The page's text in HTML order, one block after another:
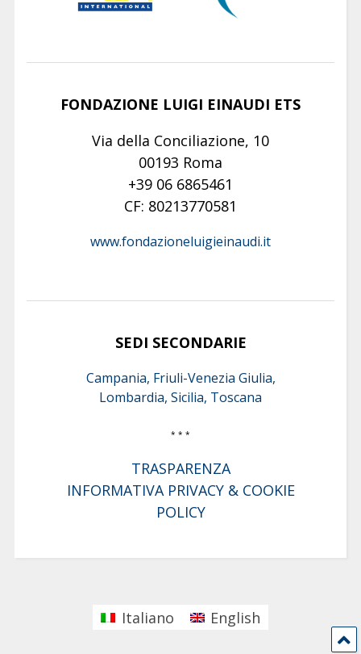
FONDAZIONE LUIGI EINAUDI ETS
Via della Conciliazione, 10
00193 Roma
+39 06 6865461
CF: 80213770581
www.fondazioneluigieinaudi.it
SEDI SECONDARIE
Campania, Friuli-Venezia Giulia,
Lombardia, Sicilia, Toscana
* * *
TRASPARENZA
INFORMATIVA PRIVACY & COOKIE
POLICY
Italiano English